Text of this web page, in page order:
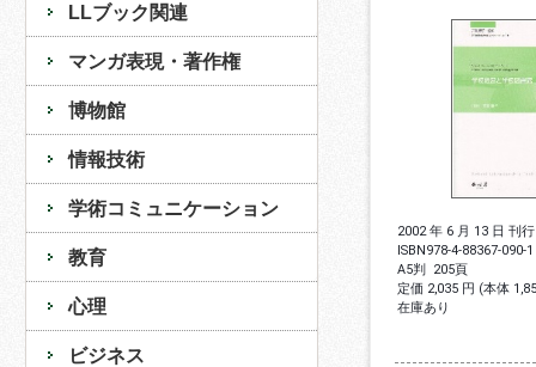
LLブック関連
マンガ表現・著作権
博物館
情報技術
学術コミュニケーション
教育
心理
ビジネス
2002 年 6 月 13 日 刊行
ISBN978-4-88367-090-1
A5判 205頁
定価 2,035 円 (本体
在庫あり